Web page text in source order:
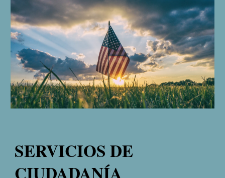
SERVICIOS DE
CIUDADANÍA